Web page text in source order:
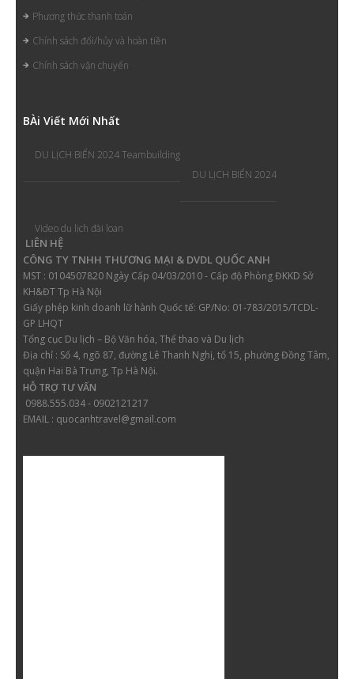
Phương thức thanh toán
Chính sách đổi/hủy và hoàn tiền
Chính sách vận chuyển
BÀi Viết Mới Nhất
DU LỊCH BIỂN 2024 Teambuilding
DU LỊCH BIỂN 2024
Video du lịch đài loan
LIÊN HỆ
CÔNG TY TNHH THƯƠNG MẠI & DVDL QUỐC ANH
MST : 0104507820 Ngày Cấp 04/03/2010 - Cấp độ Phòng ĐKKD Sở
KH&ĐT Tp Hà Nội
Giấy phép kinh doanh lữ hành Quốc tế: GP/No: 01-783/2015/TCDL-
GP LHQT
Tổng cục Du lịch – Bộ Văn hóa, Thể thao và Du lịch
Địa chỉ : Số 4, ngõ 87, đường Lê Thanh Nghị, tổ 15, phường Đồng Tâm,
quận Hai Bà Trưng, Tp Hà Nội.
HỖ TRỢ TƯ VẤN
0988.555.034 - 0902121217
EMAIL : quocanhtravel@gmail.com